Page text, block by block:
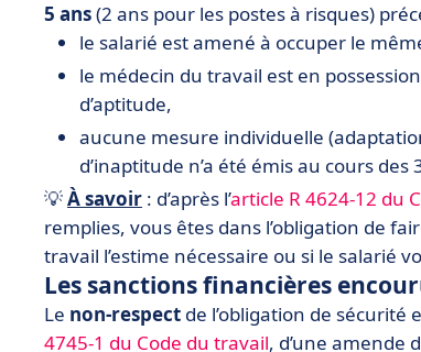
5 ans(2 ans pour les postes à risques)
le salarié est amené à occuper le
le médecin du travail est en
d’aptitude,
aucune mesure individuelle
d’inaptitude n’a été émis au cours
💡À savoir : d’après l’article R 4624-12 du
remplies, vous êtes dans l’obligation de
travail l’estime nécessaire ou si le salarié
Les sanctions financières
Le non-respect de l’obligation de sécurité
4745-1 du Code du travail, d’une amende